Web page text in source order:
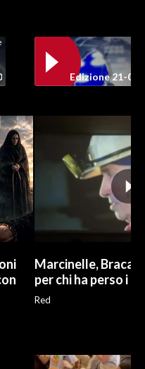
Edizione 21-05-
Marcinelle, Braca:
per chi ha perso i
Red